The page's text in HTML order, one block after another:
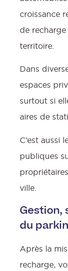
croissance
de
territoire.
Dans
espaces
surtout si
aires de
C’est aussi
publiques
ville.
Gestion,
du
Après la
recharge,